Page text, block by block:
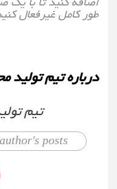
طور کامل غیرفعال کنید.
درباره تیم تولید
تیم
author's posts